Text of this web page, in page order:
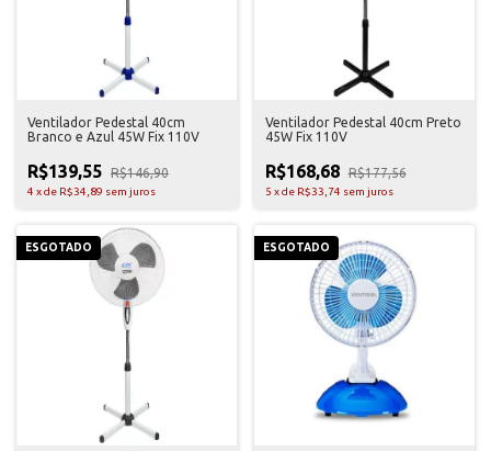
Ventilador Pedestal 40cm
Branco e Azul 45W Fix 110V
R$139,55 R$146,90
4 xde R$34,89 sem juros
Ventilador Pedestal 40cm Preto
45W Fix 110V
R$168,68 R$177,56
5 xde R$33,74 sem juros
ESGOTADO ESGOTADO